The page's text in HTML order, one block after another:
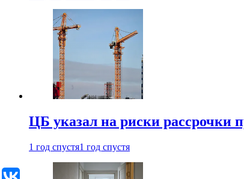
ЦБ указал на риски рассрочки
1 год спустя1 год спустя